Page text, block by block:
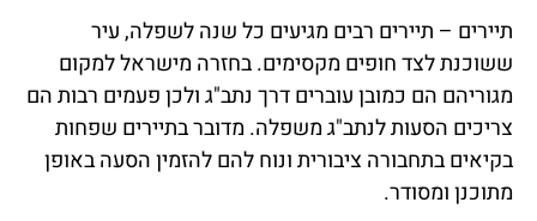
תיירים – תיירים רבים מגיעים כל שנה לשפלה, עיר
ששוכנת לצד חופים מקסימים. בחזרה מישראל למקום
מגוריהם הם כמובן עוברים דרך נתב"ג ולכן פעמים רבות הם
צריכים הסעות לנתב"ג משפלה. מדובר בתיירים שפחות
בקיאים בתחבורה ציבורית ונוח להם להזמין הסעה באופן
מתוכנן ומסודר.